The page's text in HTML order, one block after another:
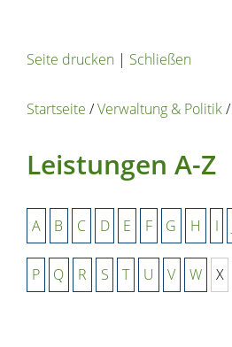
Seite drucken | Schließen
Startseite /Verwaltung & Politik/
Leistungen A-Z
A B C D E F G H I
P Q R S T U V W X